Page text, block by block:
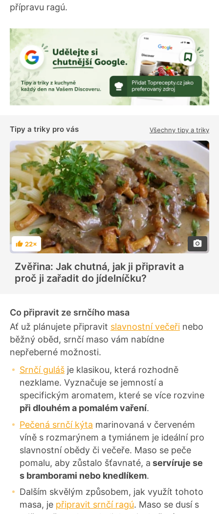
přípravu ragú.
Tipy a triky pro vás Všechny tipy a triky
H
o
n
o
c
e
22×
Zvěřina: Jak chutná, jak ji připravit a
proč ji zařadit do jídelníčku?
Co připravit ze srnčího masa
Ať už plánujete připravit slavnostní večeři nebo
běžný oběd, srnčí maso vám nabídne
nepřeberné možnosti.
Srnčí guláš je klasikou, která rozhodně
nezklame. Vyznačuje se jemností a
specifickým aromatem, které se více rozvine
při dlouhém a pomalém vaření.
Pečená srnčí kýta marinovaná v červeném
víně s rozmarýnem a tymiánem je ideální pro
slavnostní obědy či večeře. Maso se peče
pomalu, aby zůstalo šťavnaté, a servíruje se
s bramborami nebo knedlíkem.
Dalším skvělým způsobem, jak využít tohoto
masa, je připravit srnčí ragú. Maso se dusí s